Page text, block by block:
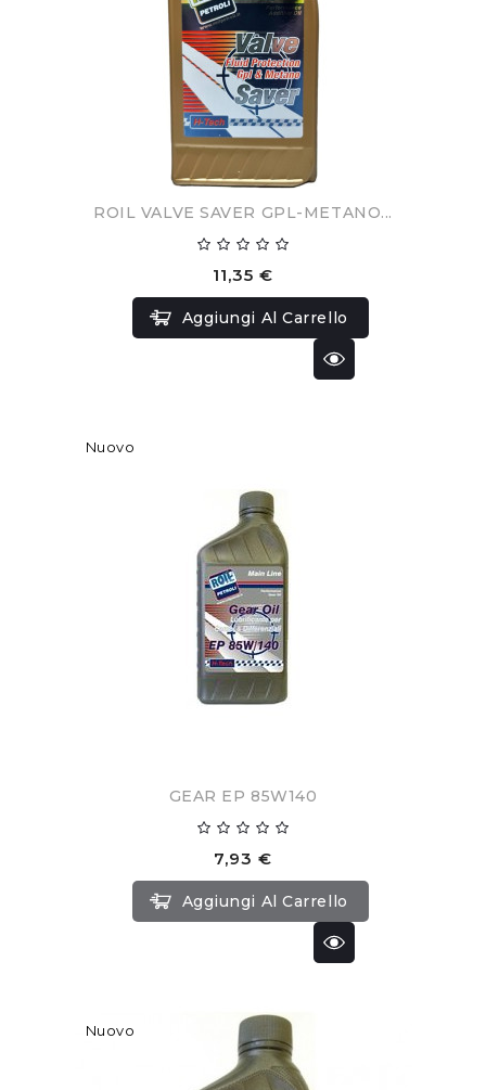
ROIL VALVE SAVER GPL-METANO...
11,35 €
Aggiungi Al Carrello
Nuovo
GEAR EP 85W140
7,93 €
Aggiungi Al Carrello
Nuovo